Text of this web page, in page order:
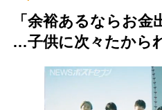
「余裕あるならお金
…子供に次々たから